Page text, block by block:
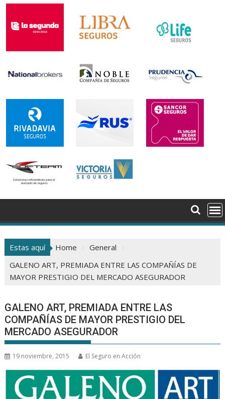
Estas aquí Home
General
GALENO ART, PREMIADA ENTRE LAS COMPAÑÍAS DE
MAYOR PRESTIGIO DEL MERCADO ASEGURADOR
GALENO ART, PREMIADA ENTRE LAS
COMPAÑÍAS DE MAYOR PRESTIGIO DEL
MERCADO ASEGURADOR
19 noviembre, 2015 El Seguro en Acción